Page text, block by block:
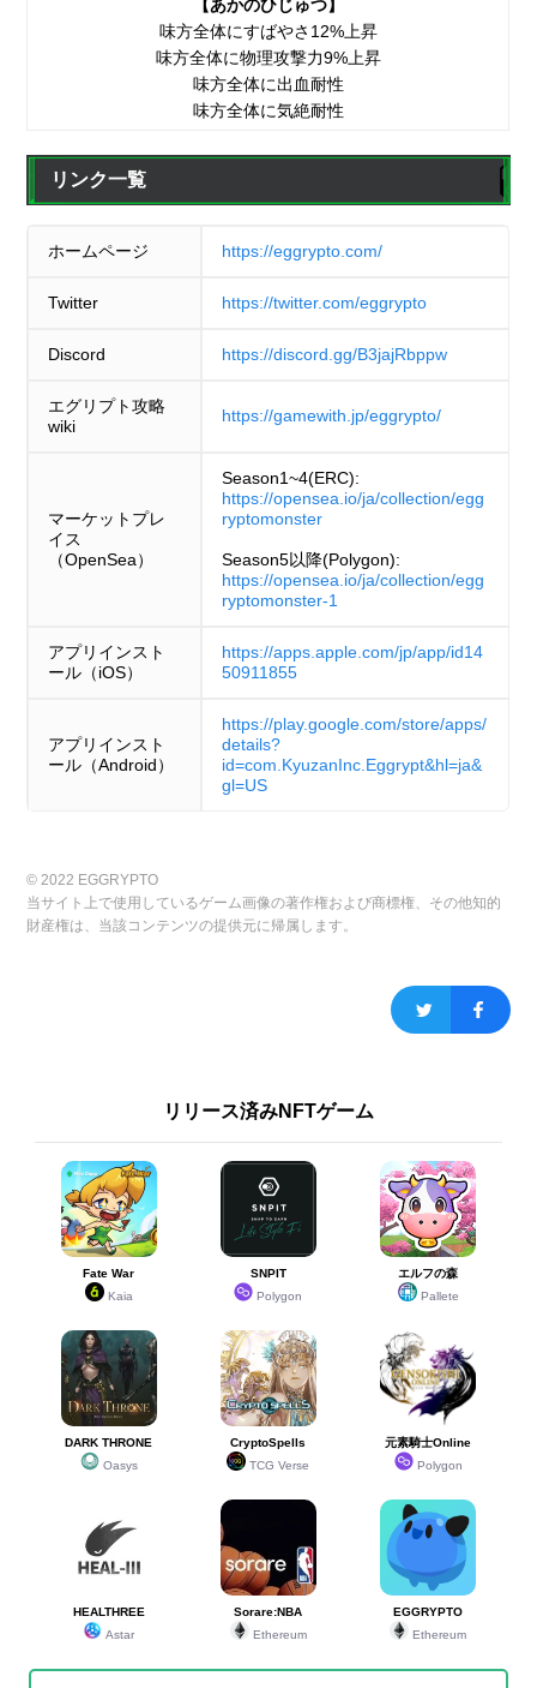
【あかのひじゅつ】
味方全体にすばやさ12%上昇
味方全体に物理攻撃力9%上昇
味方全体に出血耐性
味方全体に気絶耐性
リンク一覧
ホームページ https://eggrypto.com/
Twitter https://twitter.com/eggrypto
Discord https://discord.gg/B3jajRbppw
エグリプト攻略
wiki
https://gamewith.jp/eggrypto/
マーケットプレ
イス
（OpenSea）
Season1~4(ERC):
https://opensea.io/ja/collection/egg
ryptomonster
Season5以降(Polygon):
https://opensea.io/ja/collection/egg
ryptomonster-1
アプリインスト
ール（iOS）
https://apps.apple.com/jp/app/id14
50911855
アプリインスト
ール（Android）
https://play.google.com/store/apps/
details?
id=com.KyuzanInc.Eggrypt&hl=ja&
gl=US
© 2022 EGGRYPTO
当サイト上で使用しているゲーム画像の著作権および商標権、その他知的
財産権は、当該コンテンツの提供元に帰属します。
リリース済みNFTゲーム
Fate War
Kaia
SNPIT
Polygon
エルフの森
Pallete
DARK THRONE
Oasys
CryptoSpells
TCG Verse
元素騎士Online
Polygon
HEALTHREE
Astar
Sorare:NBA
Ethereum
EGGRYPTO
Ethereum